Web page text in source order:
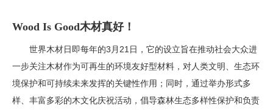
Wood Is Good木材真好！
世界木材日即每年的3月21日，它的设立旨在推动社会大众进
一步关注木材作为可再生的环境友好型材料，对人类文明、生态环
境保护和可持续未来发挥的关键性作用；同时，通过举办形式多
样、丰富多彩的木文化庆祝活动，倡导森林生态多样性保护和负责